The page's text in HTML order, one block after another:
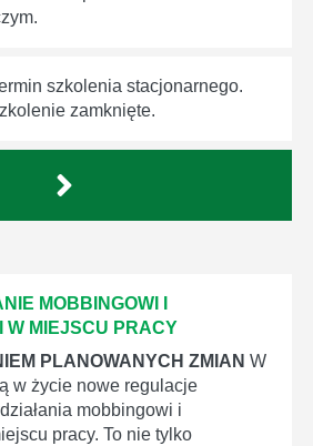
szkolenia stacjonarnego.
zamknięte.
MOBBINGOWI I
W MIEJSCU PRACY
PLANOWANYCH ZMIAN W
w życie nowe regulacje
mobbingowi i
pracy. To nie tylko